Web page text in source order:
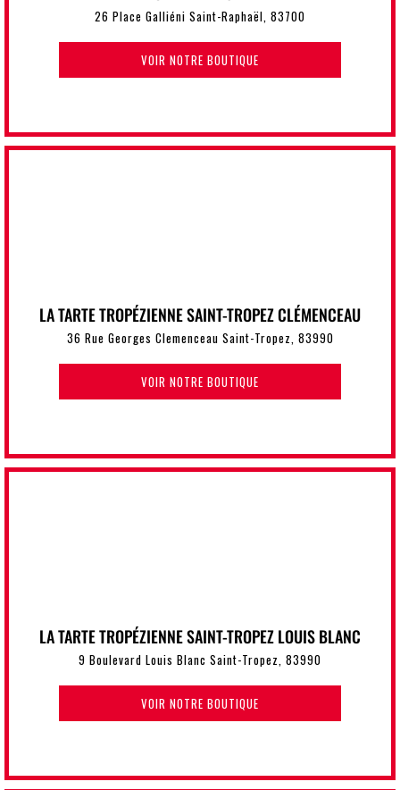
26 Place Galliéni Saint-Raphaël, 83700
VOIR NOTRE BOUTIQUE
LA TARTE TROPÉZIENNE SAINT-TROPEZ CLÉMENCEAU
36 Rue Georges Clemenceau Saint-Tropez, 83990
VOIR NOTRE BOUTIQUE
LA TARTE TROPÉZIENNE SAINT-TROPEZ LOUIS BLANC
9 Boulevard Louis Blanc Saint-Tropez, 83990
VOIR NOTRE BOUTIQUE